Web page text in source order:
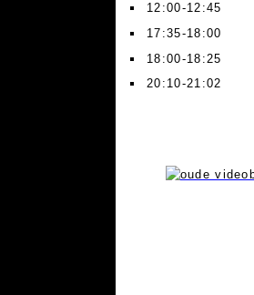
12:00-12:45
17:35-18:00
18:00-18:25
20:10-21:02